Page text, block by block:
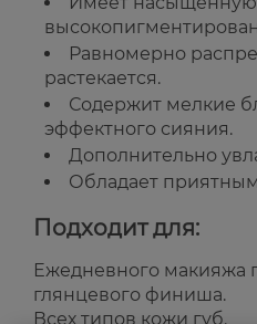
Равномерно
растекается.
Содержит мелкие
эффектного сияния.
Дополнительно
Обладает
Подходит для:
Ежедневного макияжа
глянцевого финиша.
Всех типов кожи губ.